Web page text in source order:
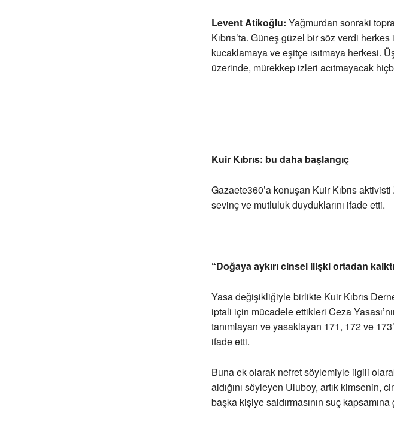
Levent Atikoğlu: Yağmurdan sonraki
Kıbrıs’ta. Güneş güzel bir söz verdi
kucaklamaya ve eşitçe ısıtmaya herkesi.
üzerinde, mürekkep izleri acıtmayacak
Kuir Kıbrıs: bu daha başlangıç
Gazaete360’a konuşan Kuir Kıbrıs
sevinç ve mutluluk duyduklarını ifade etti.
“Doğaya aykırı cinsel ilişki ortadan
Yasa değişikliğiyle birlikte Kuir Kıbrıs
iptali için mücadele ettikleri Ceza
tanımlayan ve yasaklayan 171, 172 ve
ifade etti.
Buna ek olarak nefret söylemiyle ilgili
aldığını söyleyen Uluboy, artık kimsenin,
başka kişiye saldırmasının suç